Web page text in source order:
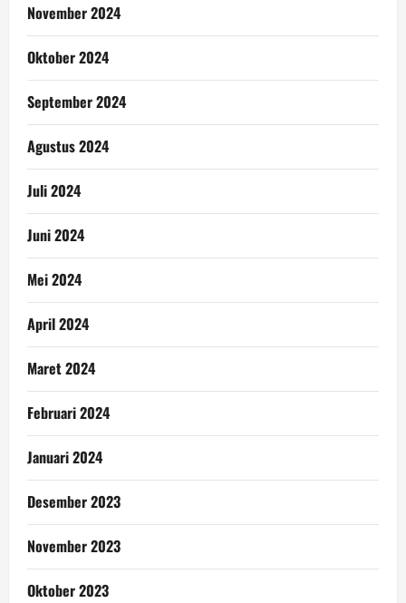
November 2024
Oktober 2024
September 2024
Agustus 2024
Juli 2024
Juni 2024
Mei 2024
April 2024
Maret 2024
Februari 2024
Januari 2024
Desember 2023
November 2023
Oktober 2023